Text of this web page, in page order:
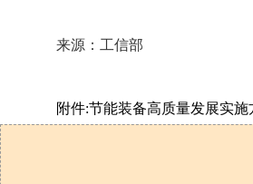
来源：工信部
附件:节能装备高质量发展实